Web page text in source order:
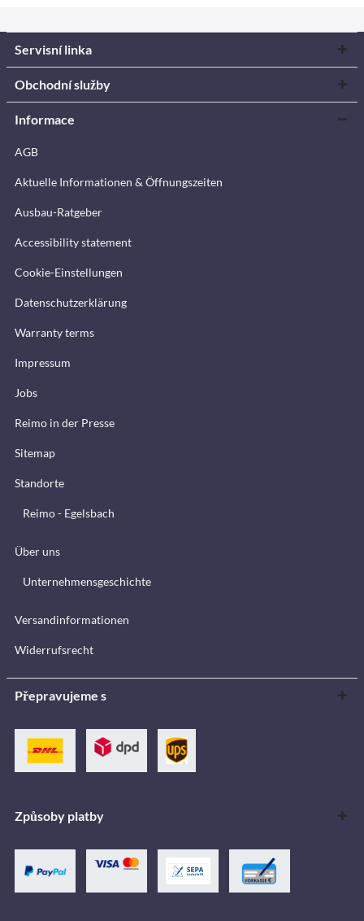
Servisní linka
Obchodní služby
Informace
AGB
Aktuelle Informationen & Öffnungszeiten
Ausbau-Ratgeber
Accessibility statement
Cookie-Einstellungen
Datenschutzerklärung
Warranty terms
Impressum
Jobs
Reimo in der Presse
Sitemap
Standorte
Reimo - Egelsbach
Über uns
Unternehmensgeschichte
Versandinformationen
Widerrufsrecht
Přepravujeme s
Způsoby platby